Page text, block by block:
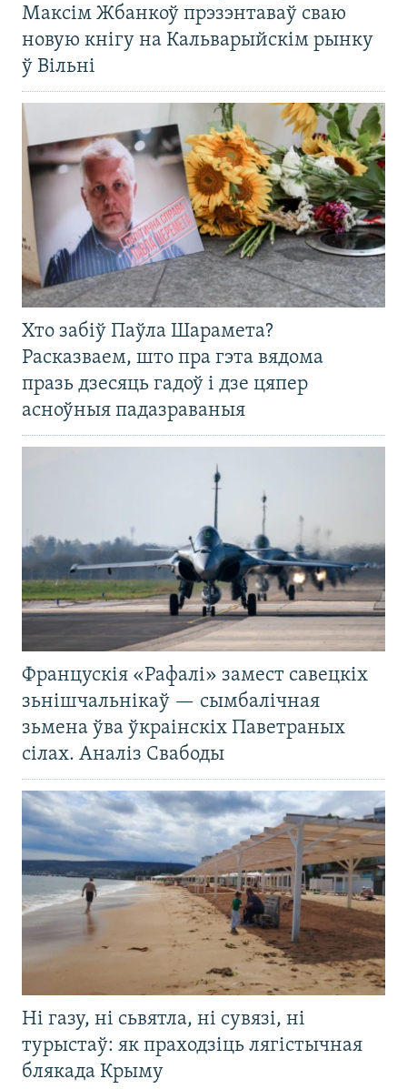
Максім Жбанкоў прэзэнтаваў сваю
новую кнігу на Кальварыйскім рынку
ў Вільні
Хто забіў Паўла Шарамета?
Расказваем, што пра гэта вядома
празь дзесяць гадоў і дзе цяпер
асноўныя падазраваныя
Францускія «Рафалі» замест савецкіх
зьнішчальнікаў — сымбалічная
зьмена ўва ўкраінскіх Паветраных
сілах. Аналіз Свабоды
Ні газу, ні сьвятла, ні сувязі, ні
турыстаў: як праходзіць лягістычная
блякада Крыму